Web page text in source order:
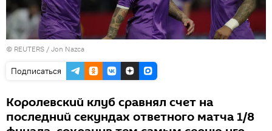
© REUTERS / Jon Nazca
Подписаться
Королевский клуб сравнял счет на
последний секундах ответного матча 1/8